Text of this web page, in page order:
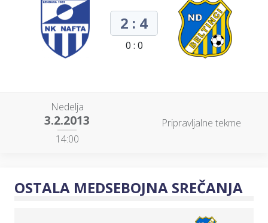
2 : 4
0 : 0
Nedelja
3.2.2013
14:00
Pripravljalne tekme
OSTALA MEDSEBOJNA SREČANJA